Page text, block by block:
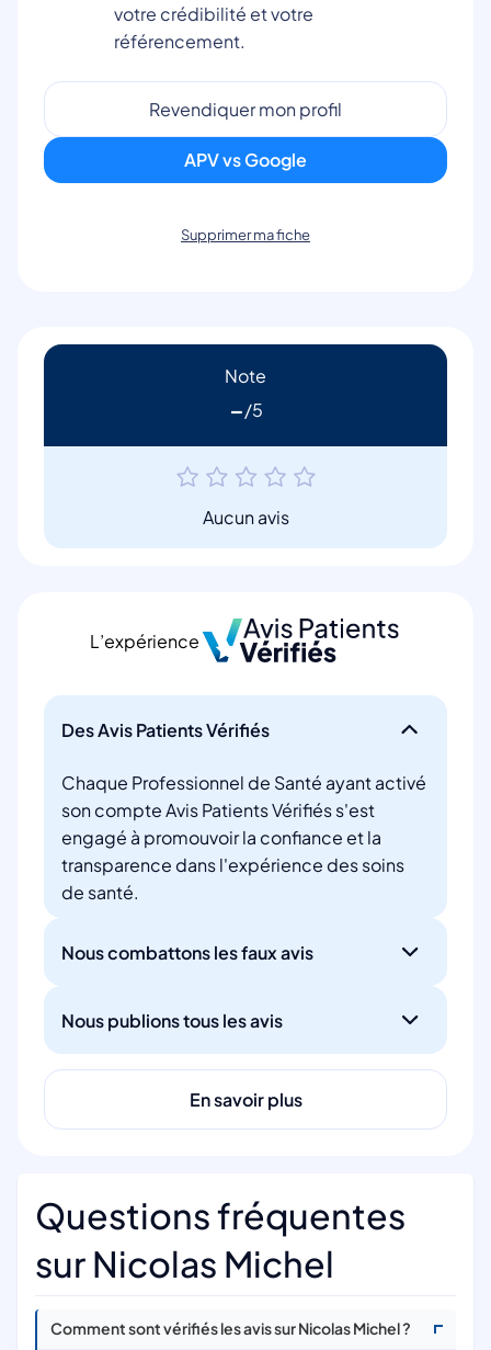
votre crédibilité et votre
référencement.
Revendiquer mon profil
APV vs Google
Supprimer ma fiche
Note
-
Aucun avis
L’expérience
Des Avis Patients Vérifiés
Chaque Professionnel de Santé ayant activé
son compte Avis Patients Vérifiés s'est
engagé à promouvoir la confiance et la
transparence dans l'expérience des soins
de santé.
Nous combattons les faux avis
Nous publions tous les avis
En savoir plus
Questions fréquentes
sur Nicolas Michel
Comment sont vérifiés les avis sur Nicolas Michel ?